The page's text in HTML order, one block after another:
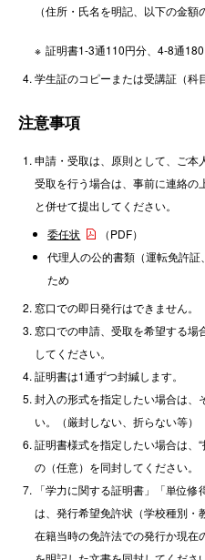
（住所・氏名を明記、以下の金額
証明書1-3通110円分、4-8通
学生証のコピーまたは受講証（科
注意事項
申請・受取は、原則として、ご本
受取を行う場合は、事前に連絡の
と併せて提出してください。
委任状
（PDF）
代理人の公的書類（運転免許
ため
窓口での即日発行はできません。
窓口での申請、受取を希望する場
してください。
証明書は1通ずつ封緘します。
封入の形式を指定したい場合は、
い。（厳封しない、折らない等）
証明書様式を指定したい場合は、
の（任意）を同封してください。
「学力に関する証明書」「単位
は、発行希望免許状（学校種別・
在籍当時の免許法での発行か現